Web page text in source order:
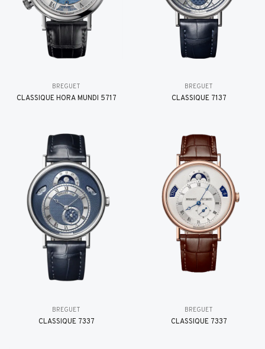
BREGUET
CLASSIQUE HORA MUNDI 5717
BREGUET
CLASSIQUE 7137
BREGUET
CLASSIQUE 7337
BREGUET
CLASSIQUE 7337